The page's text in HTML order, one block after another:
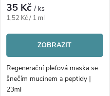
35 Kč/ ks
Měrná
1,52 Kč / 1 ml
ZOBRAZIT
Regenerační pleťová maska ​​se
šnečím mucinem a peptidy |
23ml